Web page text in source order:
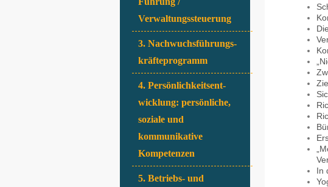
In
Verwaltungssteuerung
3. Nachwuchsführungs-
kräfteprogramm
4. Persönlichkeitsent-
wicklung: persönliche,
soziale und
kommunikative
Kompetenzen
5. Betriebs- und